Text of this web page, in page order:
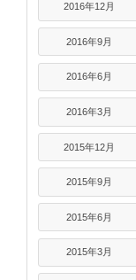
2016年12月
2016年9月
2016年6月
2016年3月
2015年12月
2015年9月
2015年6月
2015年3月